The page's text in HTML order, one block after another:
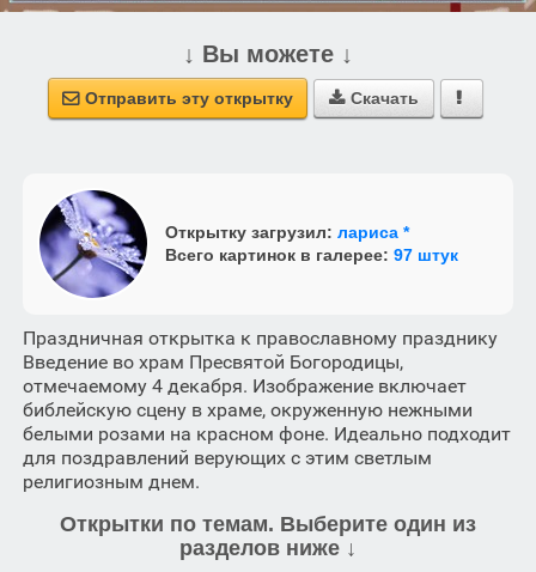
↓ Вы можете ↓
 Отправить эту открытку  Скачать 
Открытку загрузил: лариса *
Всего картинок в галерее: 97 штук
Праздничная открытка к православному празднику
Введение во храм Пресвятой Богородицы,
отмечаемому 4 декабря. Изображение включает
библейскую сцену в храме, окруженную нежными
белыми розами на красном фоне. Идеально подходит
для поздравлений верующих с этим светлым
религиозным днем.
Открытки по темам. Выберите один из
разделов ниже ↓